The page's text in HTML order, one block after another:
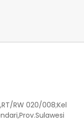
RW 020/008;Kel